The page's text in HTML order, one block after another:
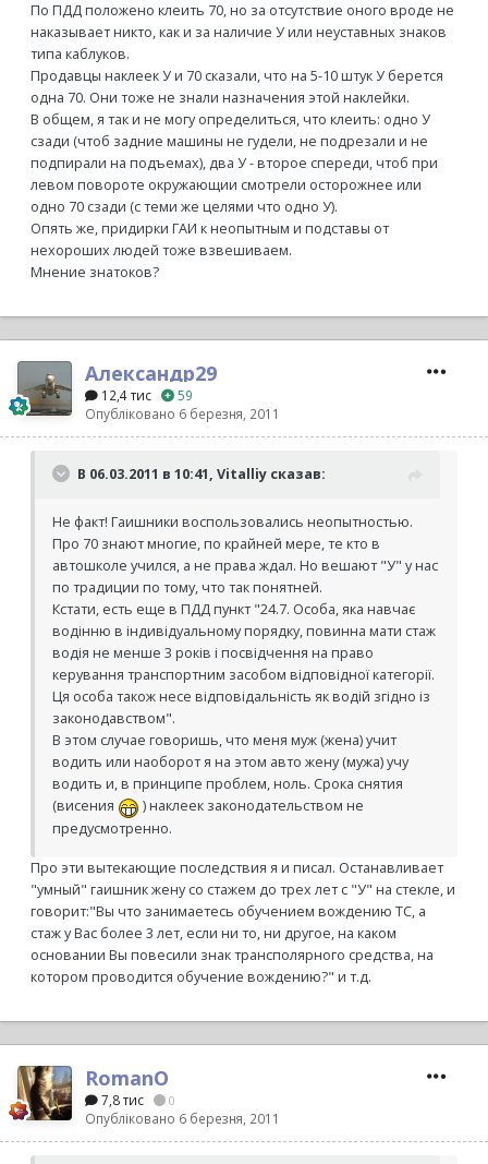
По ПДД положено клеить 70, но за отсутствие оного вроде не
наказывает никто, как и за наличие У или неуставных знаков
типа каблуков.
Продавцы наклеек У и 70 сказали, что на 5-10 штук У берется
одна 70. Они тоже не знали назначения этой наклейки.
В общем, я так и не могу определиться, что клеить: одно У
сзади (чтоб задние машины не гудели, не подрезали и не
подпирали на подъемах), два У - второе спереди, чтоб при
левом повороте окружающии смотрели осторожнее или
одно 70 сзади (с теми же целями что одно У).
Опять же, придирки ГАИ к неопытным и подставы от
нехороших людей тоже взвешиваем.
Мнение знатоков?
Александр29
12,4 тис
59
Опубліковано 6 березня, 2011
В 06.03.2011 в 10:41, Vitalliy сказав:
Не факт! Гаишники воспользовались неопытностью.
Про 70 знают многие, по крайней мере, те кто в
автошколе учился, а не права ждал. Но вешают "У" у нас
по традиции по тому, что так понятней.
Кстати, есть еще в ПДД пункт "24.7. Особа, яка навчає
водінню в індивідуальному порядку, повинна мати стаж
водія не менше 3 років і посвідчення на право
керування транспортним засобом відповідної категорії.
Ця особа також несе відповідальність як водій згідно із
законодавством".
В этом случае говоришь, что меня муж (жена) учит
водить или наоборот я на этом авто жену (мужа) учу
водить и, в принципе проблем, ноль. Срока снятия
(висения
) наклеек законодательством не
предусмотренно.
Про эти вытекающие последствия я и писал. Останавливает
"умный" гаишник жену со стажем до трех лет с "У" на стекле, и
говорит:"Вы что занимаетесь обучением вождению ТС, а
стаж у Вас более 3 лет, если ни то, ни другое, на каком
основании Вы повесили знак трансполярного средства, на
котором проводится обучение вождению?" и т.д.
RomanO
7,8 тис 0
Опубліковано 6 березня, 2011